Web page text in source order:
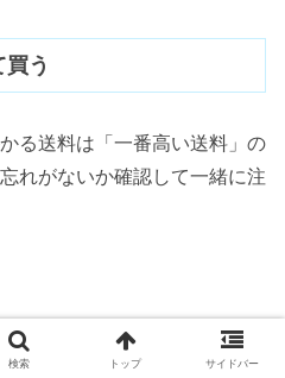
う
る送料は「一番高い送料」の
れがないか確認して一緒に注
検索 トップ サイドバー